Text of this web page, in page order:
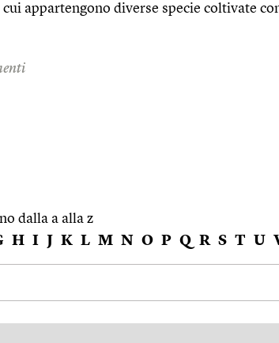
appartengono diverse specie coltivate
dalla a alla z
H I J K L M N O P Q R S T U